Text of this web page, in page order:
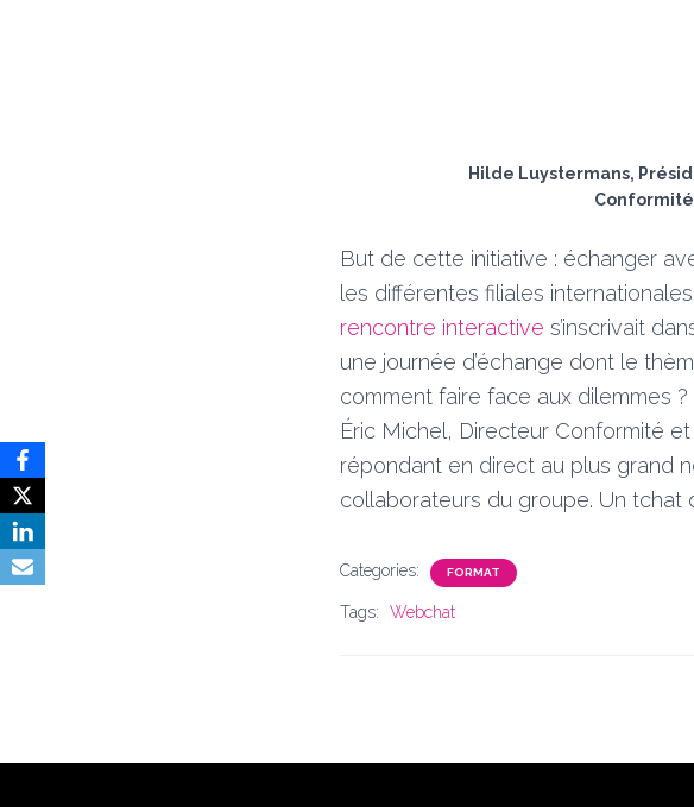
Hilde Luystermans,
But de cette initiative : échanger
les différentes filiales
rencontre interactive s’inscrivait
une journée d’échange dont le
comment faire face aux dilemmes
Éric Michel, Directeur Conformité
répondant en direct au plus grand
collaborateurs du groupe. Un tchat
Categories: FORMAT
Tags: Webchat